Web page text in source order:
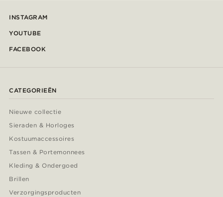
INSTAGRAM
YOUTUBE
FACEBOOK
CATEGORIEËN
Nieuwe collectie
Sieraden & Horloges
Kostuumaccessoires
Tassen & Portemonnees
Kleding & Ondergoed
Brillen
Verzorgingsproducten